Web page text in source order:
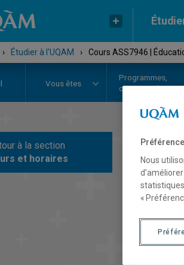
› Étudier à l'UQAM › Cours ASS7946 |
Vous êtes
Programmes,
cours et
à la section
et horaires
Nous
«